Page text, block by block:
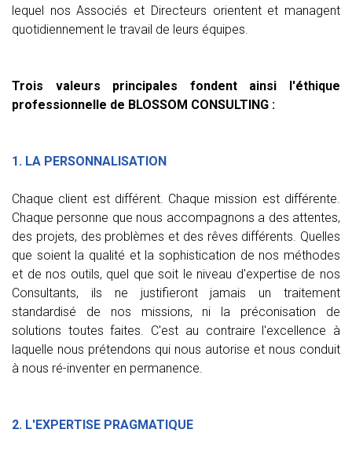
lequel nos Associés et Directeurs orientent et managent
quotidiennement le travail de leurs équipes.
Trois valeurs principales fondent ainsi l'éthique
professionnelle de BLOSSOM CONSULTING :
1. LA PERSONNALISATION
Chaque client est différent. Chaque mission est différente.
Chaque personne que nous accompagnons a des attentes,
des projets, des problèmes et des rêves différents. Quelles
que soient la qualité et la sophistication de nos méthodes
et de nos outils, quel que soit le niveau d'expertise de nos
Consultants, ils ne justifieront jamais un traitement
standardisé de nos missions, ni la préconisation de
solutions toutes faites. C'est au contraire l'excellence à
laquelle nous prétendons qui nous autorise et nous conduit
à nous ré-inventer en permanence.
2. L'EXPERTISE PRAGMATIQUE